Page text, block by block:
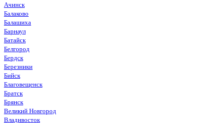
Ачинск
Балаково
Балашиха
Барнаул
Батайск
Белгород
Бердск
Березники
Бийск
Благовещенск
Братск
Брянск
Великий Новгород
Владивосток